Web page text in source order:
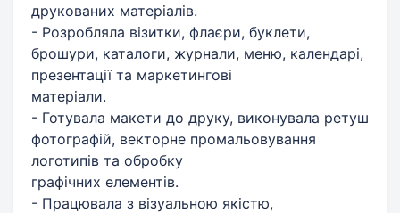
друкованих матеріалів.
- Розробляла візитки, флаєри, буклети,
брошури, каталоги, журнали, меню, календарі,
презентації та маркетингові
матеріали.
- Готувала макети до друку, виконувала ретуш
фотографій, векторне промальовування
логотипів та обробку
графічних елементів.
- Працювала з візуальною якістю,